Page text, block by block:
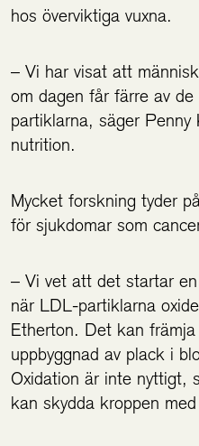
hos överviktiga vuxna.
– Vi har visat att
om dagen får färre av
partiklarna, säger
nutrition.
Mycket forskning tyder
för sjukdomar som
– Vi vet att det startar
när LDL-partiklarna
Etherton. Det kan
uppbyggnad av plack i
Oxidation är inte nyttigt,
kan skydda kroppen